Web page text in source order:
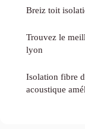
Breiz toit
Trouvez le
lyon
Isolation fibre
acoustique